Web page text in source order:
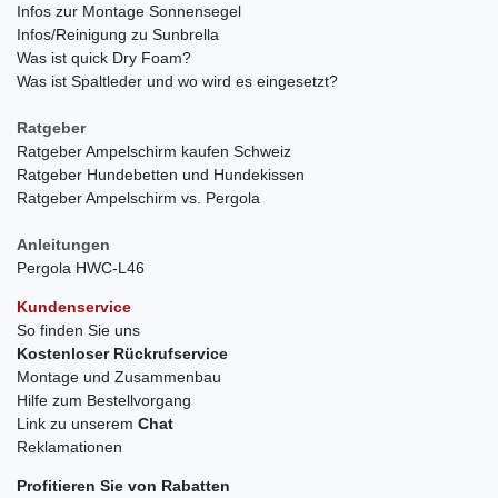
Infos zur Montage Sonnensegel
Infos/Reinigung zu Sunbrella
Was ist quick Dry Foam?
Was ist Spaltleder und wo wird es eingesetzt?
Ratgeber
Ratgeber Ampelschirm kaufen Schweiz
Ratgeber Hundebetten und Hundekissen
Ratgeber Ampelschirm vs. Pergola
Anleitungen
Pergola HWC-L46
Kundenservice
So finden Sie uns
Kostenloser Rückrufservice
Montage und Zusammenbau
Hilfe zum Bestellvorgang
Link zu unserem Chat
Reklamationen
Profitieren Sie von Rabatten